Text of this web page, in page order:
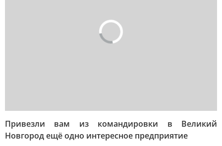
Привезли вам из командировки в Великий
Новгород ещё одно интересное предприятие